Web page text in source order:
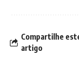
Compartilhe
artigo